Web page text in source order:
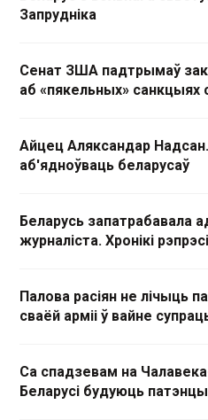
Запрудніка
Сенат ЗША падтрымаў
аб «пякельных» санкцыях
Айцец Аляксандар
аб'ядноўваць беларусаў
Беларусь запатрабавала
журналіста. Хронікі
Палова расіян не лічыць
сваёй арміі ў вайне
Са спадзевам на
Беларусі будуюць